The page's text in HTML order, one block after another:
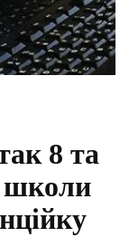
8 та
школи